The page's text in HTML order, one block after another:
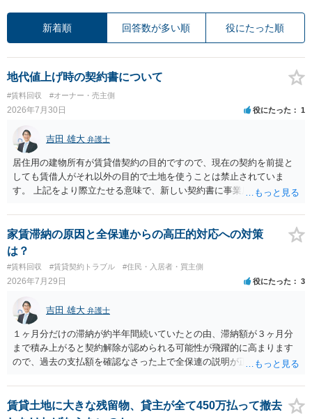
新着順 回答数が多い順 役にたった順
地代値上げ時の契約書について
#賃料回収 #オーナー・売主側
2026年7月30日 役にたった 1
吉田 雄大 弁護士
居住用の建物所有が賃貸借契約の目的ですので、現在の契約を前提と
しても賃借人がそれ以外の目的で土地を使うことは禁止されていま
す。 上記をより際立たせる意味で、新しい契約書に事業用として用い
交渉である以上賃借人が拒んだ場合には入りませんが、提案するのは
良い方法と思います。
家賃滞納の原因と全保連からの高圧的対応への対策
は？
#賃料回収 #賃貸契約トラブル #住民・入居者・買主側
2026年7月29日 役にたった 3
吉田 雄大 弁護士
１ヶ月分だけの滞納が約半年間続いていたとの由、滞納額が３ヶ月分
まで積み上がると契約解除が認められる可能性が飛躍的に高まります
ので、過去の支払額を確認なさった上で全保連の説明が正しければ、
た理由は気になるところですが、中身のある返答は期待できないと思
います。
賃貸土地に大きな残留物、貸主が全て450万払って撤去